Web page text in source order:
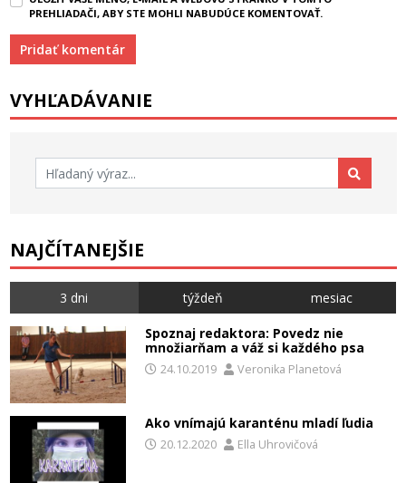
PREHLIADAČI, ABY STE MOHLI NABUDÚCE KOMENTOVAŤ.
VYHĽADÁVANIE
Hľadať:
NAJČÍTANEJŠIE
3 dni týždeň mesiac
Spoznaj redaktora: Povedz nie
množiarňam a váž si každého psa
24.10.2019 Veronika Planetová
Ako vnímajú karanténu mladí ľudia
20.12.2020 Ella Uhrovičová